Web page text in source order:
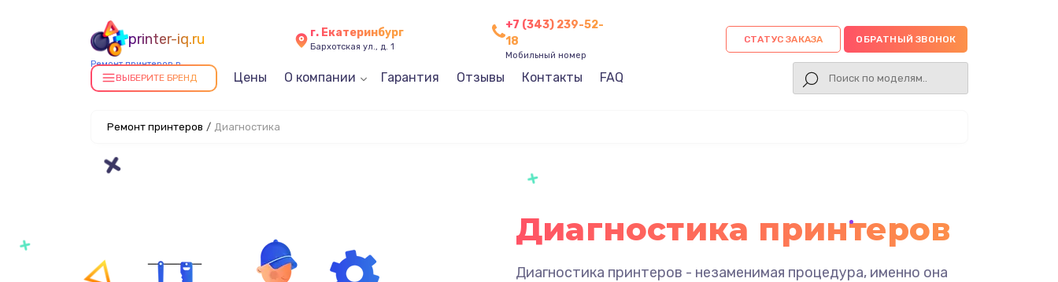
printer-iq.ru
Ремонт принтеров в
Екатеринбурге
г. Екатеринбург
Бархотская ул., д. 1
+7 (343) 239-52-
18
Мобильный номер
СТАТУС ЗАКАЗА ОБРАТНЫЙ ЗВОНОК
ВЫБЕРИТЕ БРЕНД Цены О компании Гарантия Отзывы Контакты FAQ
Ремонт принтеров / Диагностика
Диагностика принтеров
Диагностика принтеров - незаменимая процедура, именно она